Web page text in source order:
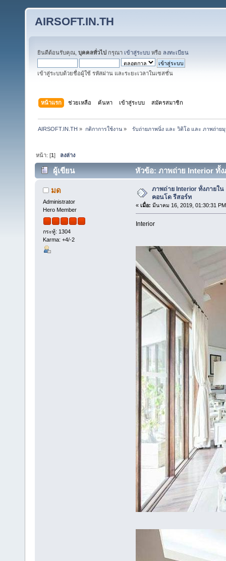
AIRSOFT.IN.TH
ยินดีต้อนรับคุณ, บุคคลทั่วไป กรุณา เข้าสู่ระบบ หรือ ลงทะเบียน
เข้าสู่ระบบด้วยชื่อผู้ใช้ รหัสผ่าน และระยะเวลาในเซสชั่น
หน้าแรก ช่วยเหลือ ค้นหา เข้าสู่ระบบ สมัครสมาชิก
AIRSOFT.IN.TH » กติกาการใช้งาน»
รับถ่ายภาพนิ่ง และ วิดิโอ และ ภาพถ่ายมุ
หน้า: [1] ลงล่าง
ผู้เขียน หัวข้อ: ภาพถ่าย Interior ทั้
มด
Administrator
Hero Member
กระทู้: 1304
Karma: +4/-2
ภาพถ่าย Interior ทั้งภายใ
คอนโด รีสอร์ท
« เมื่อ: มีนาคม 16, 2019, 01:30:31
Interior